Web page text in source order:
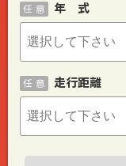
年 式
任 意
走行距離
任 意